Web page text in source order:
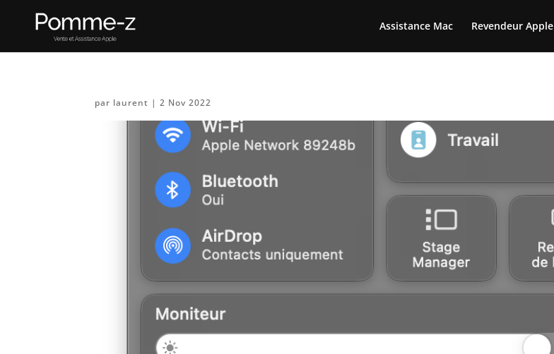
Assistance Mac Revendeur Apple
par laurent |2 Nov 2022